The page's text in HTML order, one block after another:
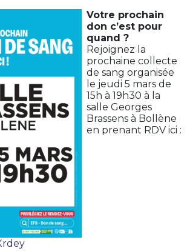
Votre prochain
don c’est pour
quand ?
Rejoignez la
prochaine collecte
de sang organisée
le jeudi 5 mars de
15h à 19h30 à la
salle Georges
Brassens à Bollène
en prenant RDV ici :